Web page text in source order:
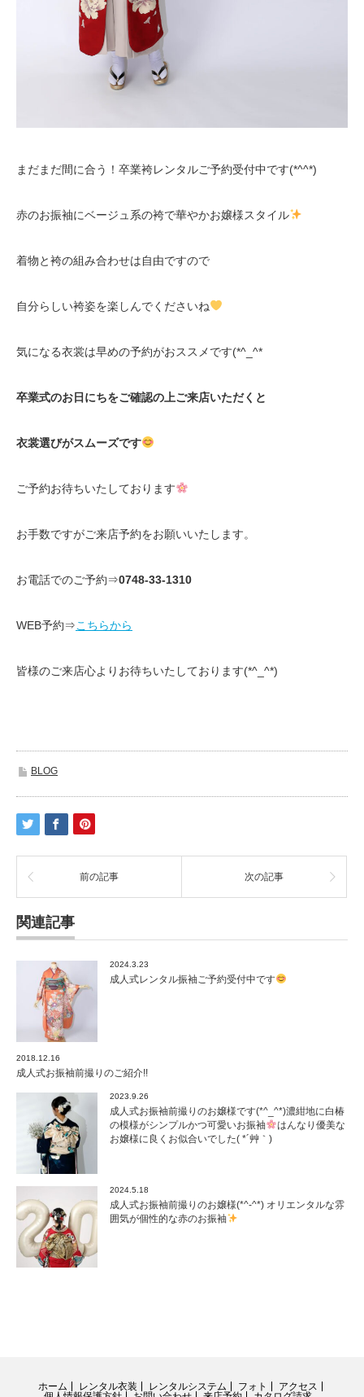
まだまだ間に合う！卒業袴レンタルご予約受付中です(*^^*)
赤のお振袖にベージュ系の袴で華やかお嬢様スタイル
着物と袴の組み合わせは自由ですので
自分らしい袴姿を楽しんでくださいね
気になる衣裳は早めの予約がおススメです(*^_^*
卒業式のお日にちをご確認の上ご来店いただくと
衣裳選びがスムーズです
ご予約お待ちいたしております
お手数ですがご来店予約をお願いいたします。
お電話でのご予約⇒0748-33-1310
WEB予約⇒こちらから
皆様のご来店心よりお待ちいたしております(*^_^*)
BLOG
前の記事 次の記事
関連記事
2024.3.23
成人式レンタル振袖ご予約受付中です
2018.12.16
成人式お振袖前撮りのご紹介!!
2023.9.26
成人式お振袖前撮りのお嬢様です(*^_^*)濃紺地に白椿
の模様がシンプルかつ可愛いお振袖
はんなり優美な
お嬢様に良くお似合いでした( *´艸｀)
2024.5.18
成人式お振袖前撮りのお嬢様(*^-^*) オリエンタルな雰
囲気が個性的な赤のお振袖
ホーム レンタル衣装 レンタルシステム フォト
アクセス